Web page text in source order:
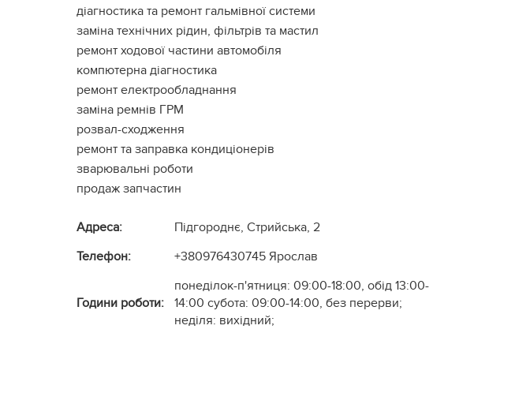
діагностика та ремонт гальмівної системи
заміна технічних рідин, фільтрів та мастил
ремонт ходової частини автомобіля
компютерна діагностика
ремонт електрообладнання
заміна ремнів ГРМ
розвал-сходження
ремонт та заправка кондиціонерів
зварювальні роботи
продаж запчастин
Адреса:
Підгороднє, Стрийська, 2
Телефон:
+380976430745 Ярослав
Години роботи:
понеділок-п'ятниця: 09:00-18:00, обід 13:00-
14:00 субота: 09:00-14:00, без перерви;
неділя: вихідний;